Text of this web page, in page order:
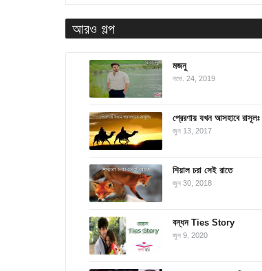
আরও গল্প
মজনু
নভে. 24, 2019
প্রেরণায় যখন আসহাবে রাসূলঃ
জুন 13, 2017
শিয়াল চরা সেই রাতে
জুন 30, 2018
বন্ধন Ties Story
জুন 9, 2020